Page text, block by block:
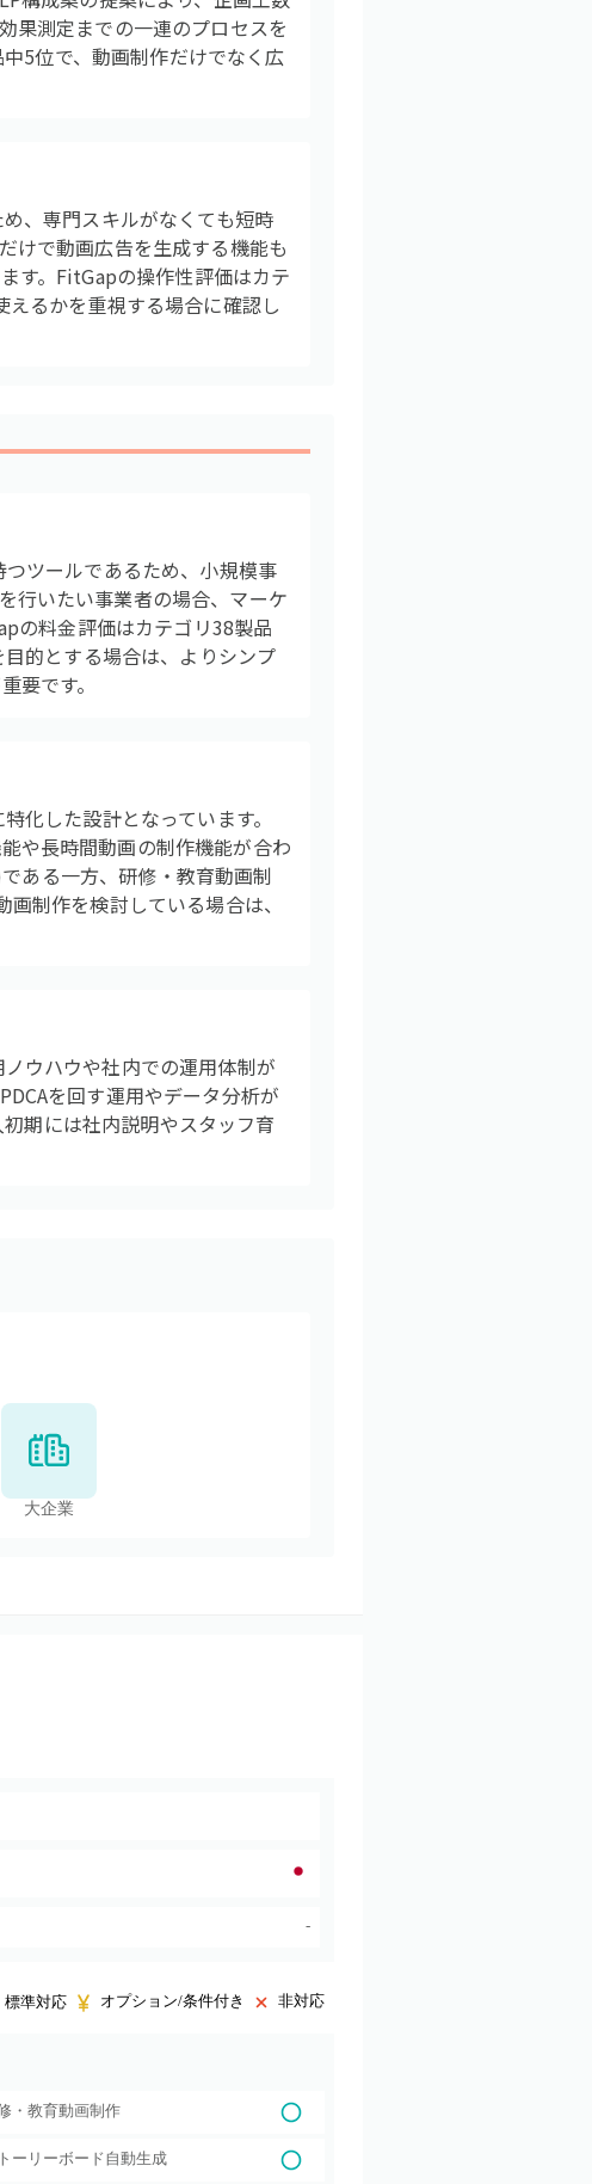
果測定までの一連のプロセスを
5位で、動画制作だけでなく広
、専門スキルがなくても短時
けで動画広告を生成する機能も
す。FitGapの操作性評価はカテ
るかを重視する場合に確認し
ツールであるため、小規模事
行いたい事業者の場合、マーケ
の料金評価はカテゴリ38製品
的とする場合は、よりシンプ
要です。
化した設計となっています。
や長時間動画の制作機能が合わ
ある一方、研修・教育動画制
制作を検討している場合は、
ウハウや社内での運用体制が
を回す運用やデータ分析が
期には社内説明やスタッフ育
大企業
-
標準対応 オプション/条件付き 非対応
・教育動画制作
ーリーボード自動生成